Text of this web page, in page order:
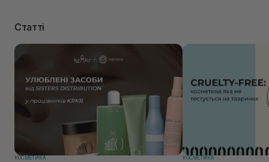
Статті
КОСМЕТИКА КОСМЕТИКА